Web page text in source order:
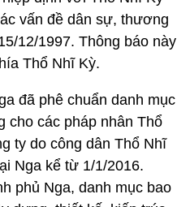
vấn đề dân sự, thương
12/1997. Thông báo này
Thổ Nhĩ Kỳ.
đã phê chuẩn danh mục
cho các pháp nhân Thổ
ty do công dân Thổ Nhĩ
Nga kể từ 1/1/2016.
phủ Nga, danh mục bao